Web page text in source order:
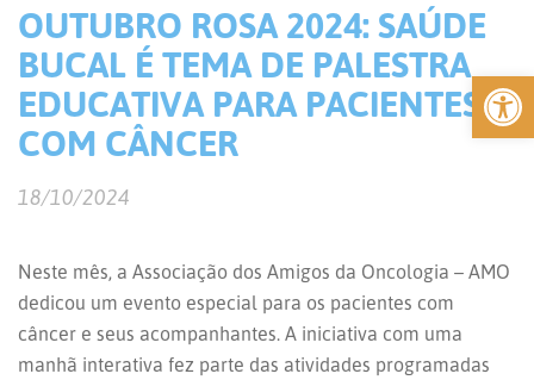
Abrir
OUTUBRO ROSA 2024: SAÚDE
BUCAL É TEMA DE PALESTRA
EDUCATIVA PARA PACIENTES
COM CÂNCER
18/10/2024
Neste mês, a Associação dos Amigos da Oncologia – AMO
dedicou um evento especial para os pacientes com
câncer e seus acompanhantes. A iniciativa com uma
manhã interativa fez parte das atividades programadas